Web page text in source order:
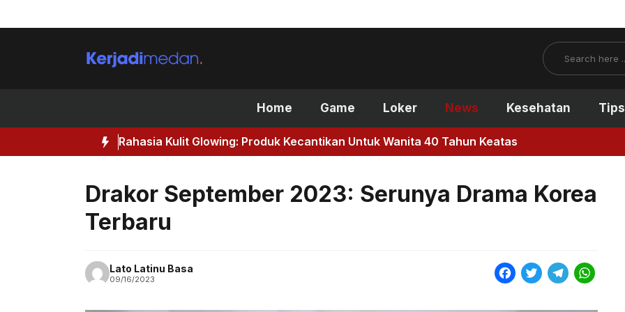
to
Search
Home Game Loker News Kesehatan Tips
Rahasia Kulit Glowing: Produk Kecantikan Untuk Wanita 40 Tahun Keatas
Drakor September 2023: Serunya Drama Korea
Terbaru
Lato Latinu Basa
09/16/2023
F
T
T
W